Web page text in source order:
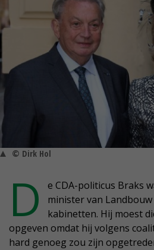
© Dirk Hol
D
e CDA-politicus Braks
minister van
kabinetten. Hij moest
opgeven omdat hij volgens
hard genoeg zou zijn